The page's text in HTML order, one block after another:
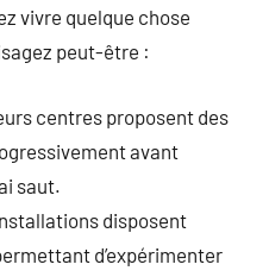
vivre quelque chose
peut-être :
centres proposent des
avant
saut.
disposent
d’expérimenter